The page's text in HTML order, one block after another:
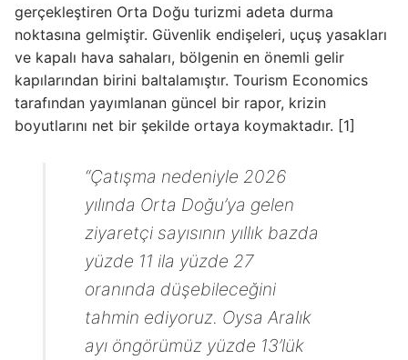
gerçekleştiren Orta Doğu turizmi adeta durma
noktasına gelmiştir. Güvenlik endişeleri, uçuş yasakları
ve kapalı hava sahaları, bölgenin en önemli gelir
kapılarından birini baltalamıştır. Tourism Economics
tarafından yayımlanan güncel bir rapor, krizin
boyutlarını net bir şekilde ortaya koymaktadır. [1]
“Çatışma nedeniyle 2026
yılında Orta Doğu’ya gelen
ziyaretçi sayısının yıllık bazda
yüzde 11 ila yüzde 27
oranında düşebileceğini
tahmin ediyoruz. Oysa Aralık
ayı öngörümüz yüzde 13’lük